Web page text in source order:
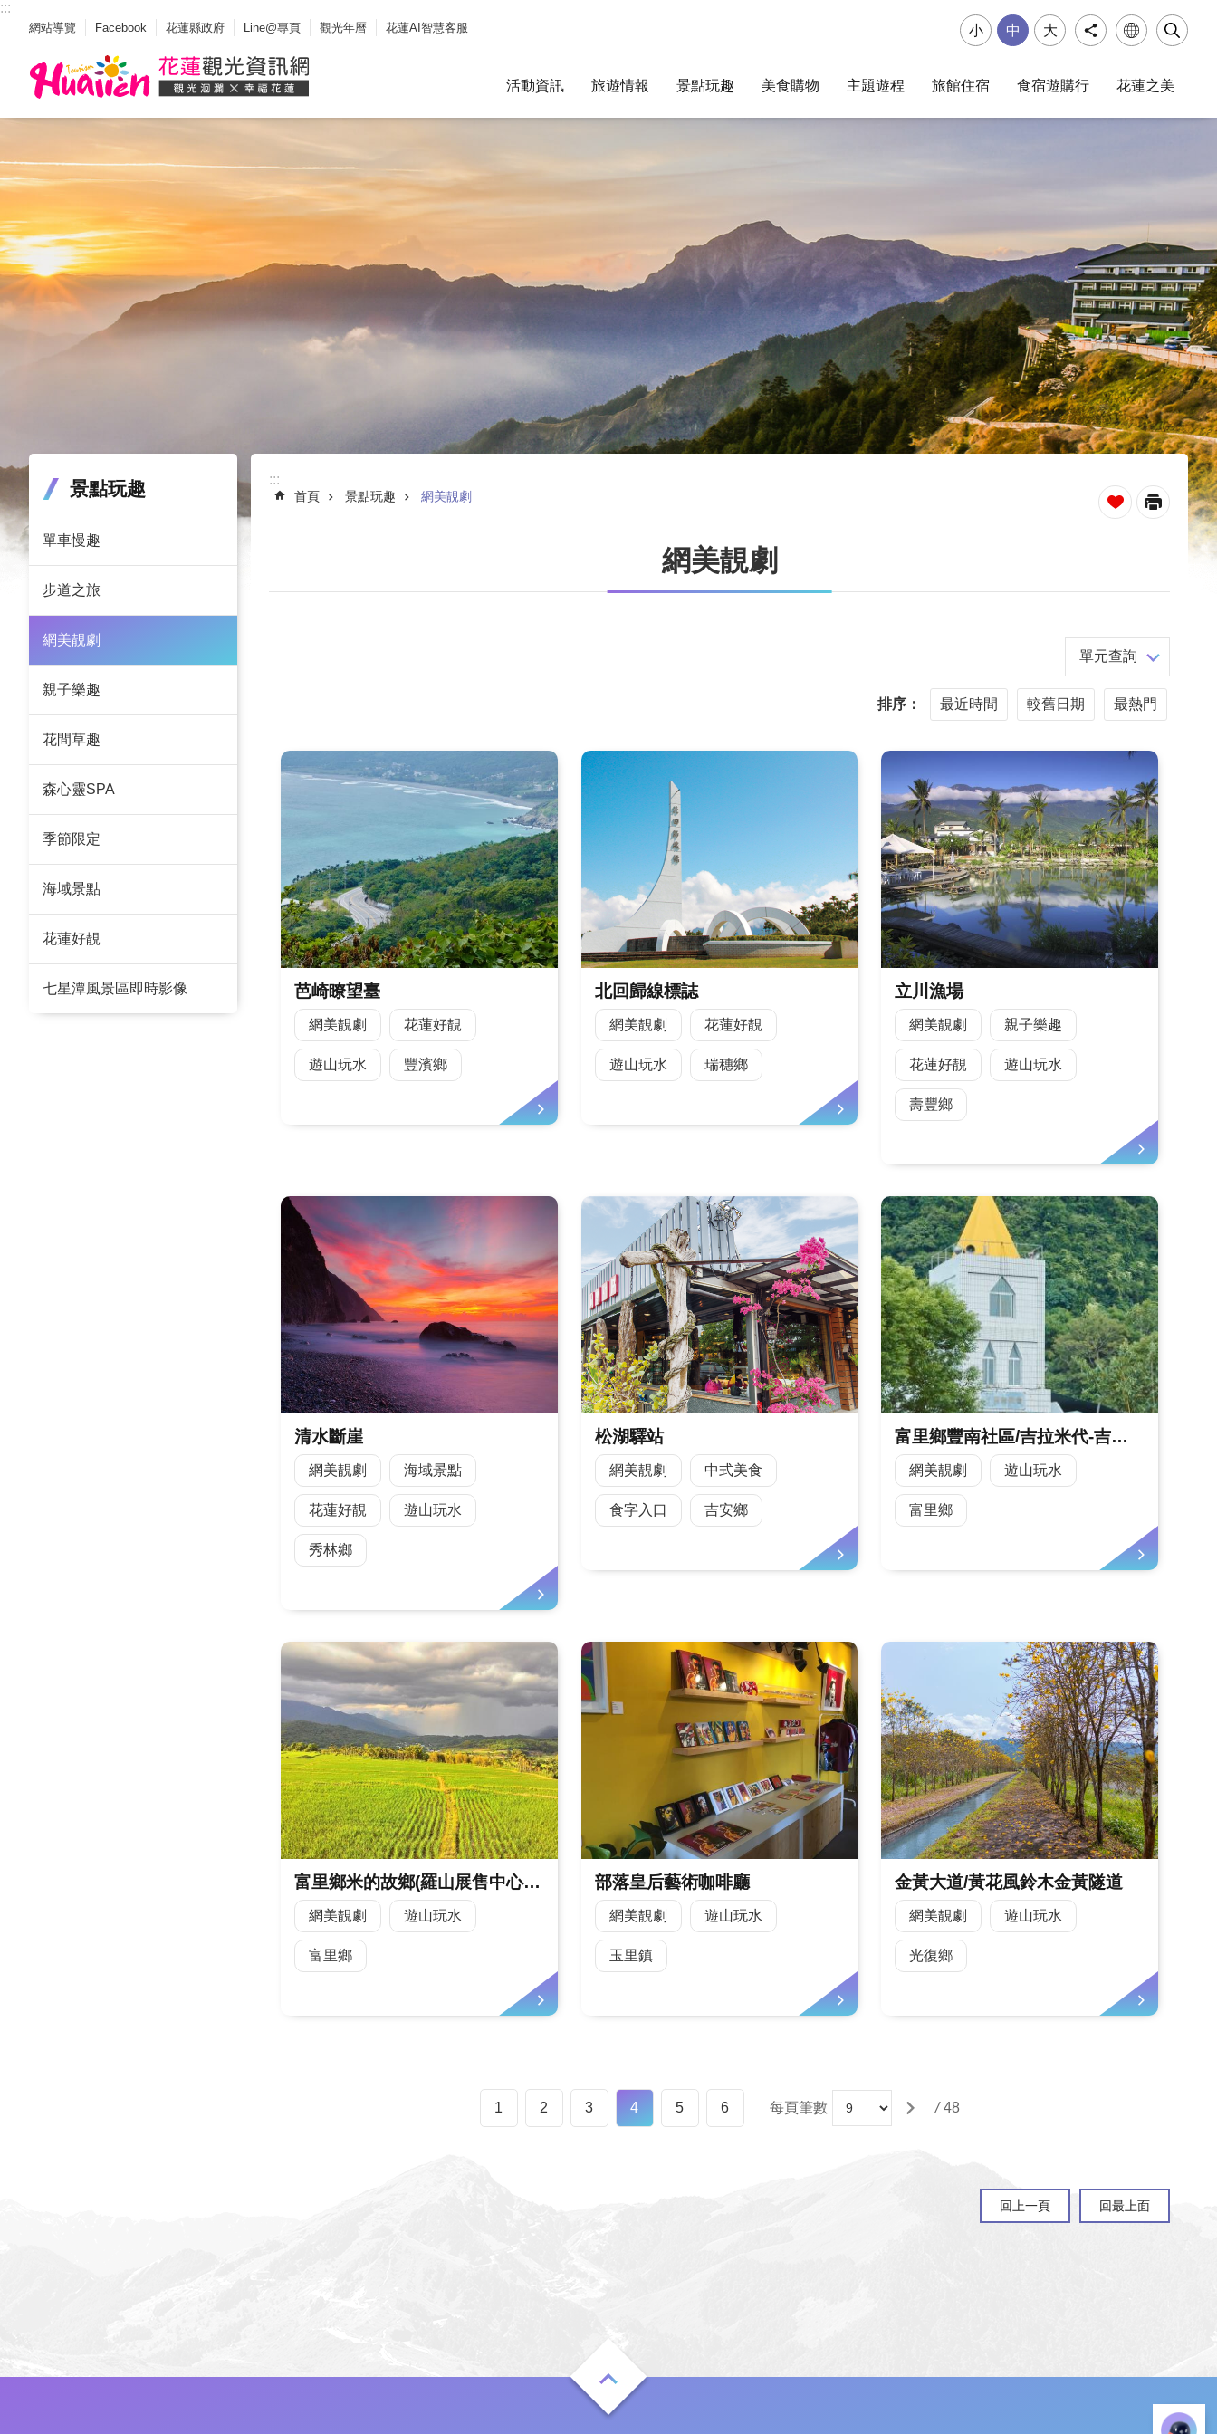
跳到主要內容區塊
:::
網站導覽 Facebook 花蓮縣政府 Line@專頁 觀光年曆 花蓮AI智慧客服 小 中 大
活動資訊 旅遊情報 景點玩趣 美食購物 主題遊程 旅館住宿 食宿遊購行 花蓮之美
:::
景點玩趣
單車慢趣
步道之旅
網美靚劇
親子樂趣
花間草趣
森心靈SPA
季節限定
海域景點
花蓮好靚
七星潭風景區即時影像
:::
首頁 景點玩趣 網美靚劇
_
網美靚劇
單元查詢
排序： 最近時間 較舊日期 最熱門
芭崎瞭望臺
網美靚劇 花蓮好靚
遊山玩水 豐濱鄉
北回歸線標誌
網美靚劇 花蓮好靚
遊山玩水 瑞穗鄉
立川漁場
網美靚劇 親子樂趣
花蓮好靚 遊山玩水
壽豐鄉
清水斷崖
網美靚劇 海域景點
花蓮好靚 遊山玩水
秀林鄉
松湖驛站
網美靚劇 中式美食
食字入口 吉安鄉
富里鄉豐南社區/吉拉米代-吉哈拉艾天空梯田
網美靚劇 遊山玩水
富里鄉
富里鄉米的故鄉(羅山展售中心)-稻田藝術
網美靚劇 遊山玩水
富里鄉
部落皇后藝術咖啡廳
網美靚劇 遊山玩水
玉里鎮
金黃大道/黃花風鈴木金黃隧道
網美靚劇 遊山玩水
光復鄉
1 2 3 4 5 6 每頁筆數 / 48
回上一頁 回最上面